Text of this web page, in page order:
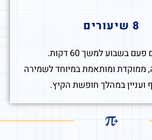
8 שיעורים
בשבוע למשך 60 דקות.
ממוקדת ומותאמת במיוחד לשמירה
ועניין במהלך חופשת הקיץ.